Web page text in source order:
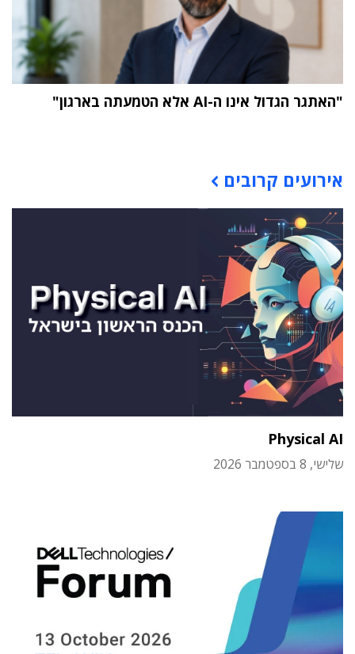
"האתגר הגדול אינו ה-AI אלא הטמעתה בארגון"
אירועים קרובים
Physical AI
שלישי, 8 בספטמבר 2026